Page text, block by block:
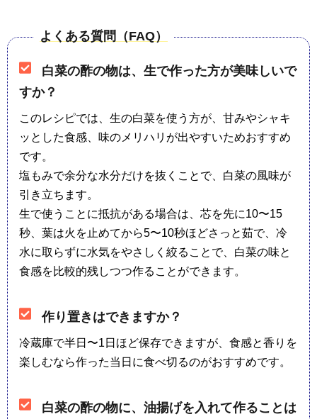
よくある質問（FAQ）
白菜の酢の物は、生で作った方が美味しいで
すか？
このレシピでは、生の白菜を使う方が、甘みやシャキ
ッとした食感、味のメリハリが出やすいためおすすめ
です。
塩もみで余分な水分だけを抜くことで、白菜の風味が
引き立ちます。
生で使うことに抵抗がある場合は、芯を先に10〜15
秒、葉は火を止めてから5〜10秒ほどさっと茹で、冷
水に取らずに水気をやさしく絞ることで、白菜の味と
食感を比較的残しつつ作ることができます。
作り置きはできますか？
冷蔵庫で半日〜1日ほど保存できますが、食感と香りを
楽しむなら作った当日に食べ切るのがおすすめです。
白菜の酢の物に、油揚げを入れて作ることは